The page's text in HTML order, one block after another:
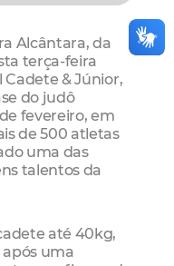
Alcântara, da
terça-feira
Cadete & Júnior,
do judô
fevereiro, em
de 500 atletas
uma das
talentos da
até 40kg,
uma